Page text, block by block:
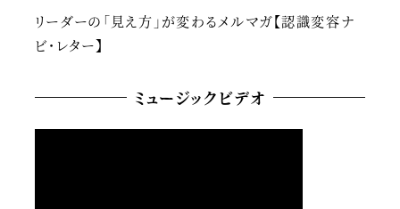
リーダーの「見え方」が変わるメルマガ【認識変容ナ
ビ・レター】
ミュージックビデオ